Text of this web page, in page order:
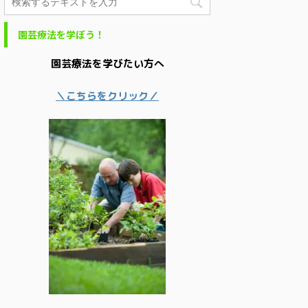
園芸療法を学ぼう！
園芸療法を学びたい方へ
＼こちらをクリック／